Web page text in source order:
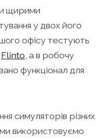
щирими
у двох його
офісу тестують
Flinto, а в робочу
функціонал для
симуляторів різних
ми використовуємо